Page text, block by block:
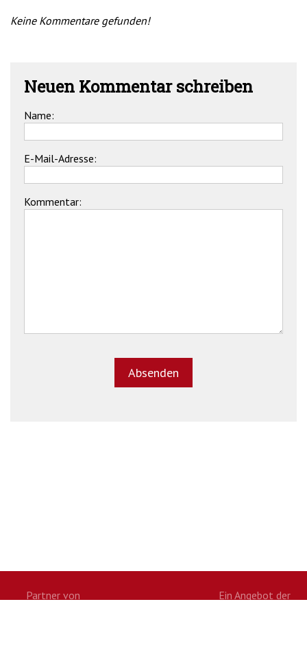
Keine Kommentare gefunden!
Neuen Kommentar schreiben
Name:
E-Mail-Adresse:
Kommentar:
Partner von Ein Angebot der